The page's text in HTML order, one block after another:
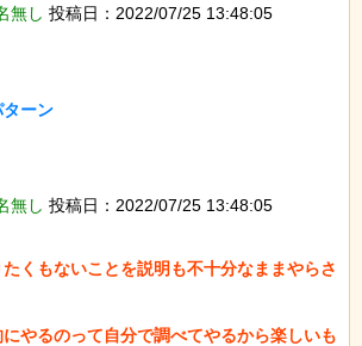
無し 投稿日：2022/07/25 13:48:05
ーン
無し 投稿日：2022/07/25 13:48:05
くもないことを説明も不十分なままやらさ
やるのって自分で調べてやるから楽しいも